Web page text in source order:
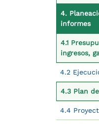
4.
informes
4.1
ingresos,
4.2
4.3 Plan
4.4